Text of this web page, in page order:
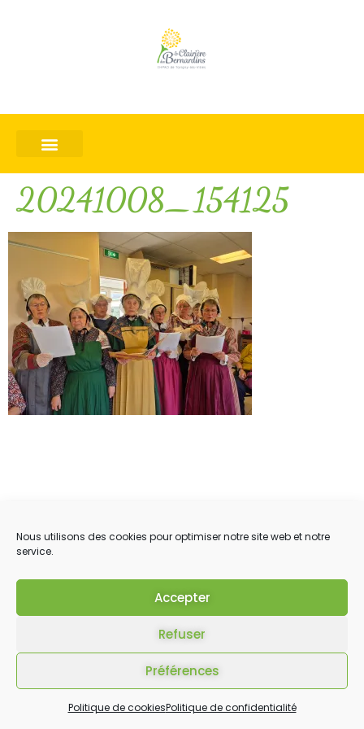
Nous utilisons des cookies pour optimiser notre site web et notre
service.
Accepter
Refuser
Préférences
Politique de cookiesPolitique de confidentialité
20241008_154125